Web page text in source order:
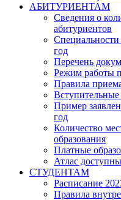
АБИТУРИЕНТАМ
Сведения о
абитуриентов
год
Перечень
Режим работы
Правила
Пример
год
Количество
образования
Платные
Атлас
СТУДЕНТАМ
Расписание
Правила